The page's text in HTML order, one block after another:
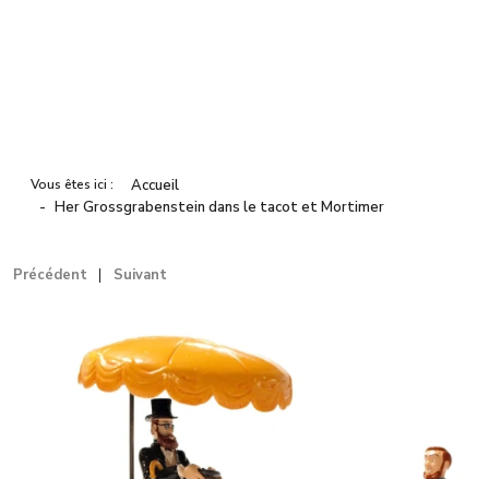
Vous êtes ici :
Accueil
Her Grossgrabenstein dans le tacot et Mortimer
Précédent Suivant